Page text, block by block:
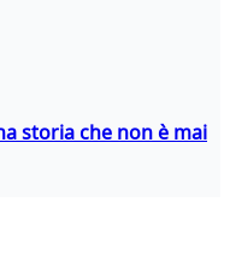
storia che non è mai